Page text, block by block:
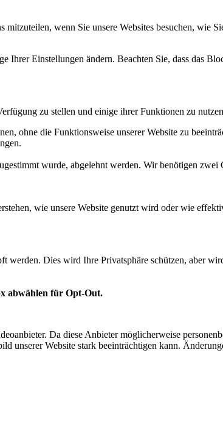
wenn Sie unsere Websites besuchen, wie
Einstellungen ändern. Beachten Sie, dass das
zu stellen und einige ihrer Funktionen zu
ohne die Funktionsweise unserer Website zu
wurde, abgelehnt werden. Wir benötigen zwei
wie unsere Website genutzt wird oder wie
Dies wird Ihre Privatsphäre schützen, aber
abwählen für Opt-Out.
Da diese Anbieter möglicherweise
unserer Website stark beeinträchtigen kann.